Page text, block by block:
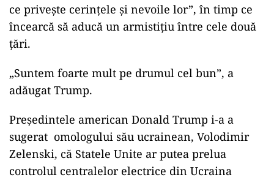
ce privește cerințele și nevoile lor”, în timp ce
încearcă să aducă un armistițiu între cele două
țări.
„Suntem foarte mult pe drumul cel bun”, a
adăugat Trump.
Președintele american Donald Trump i-a a
sugerat omologului său ucrainean, Volodimir
Zelenski, că Statele Unite ar putea prelua
controlul centralelor electrice din Ucraina